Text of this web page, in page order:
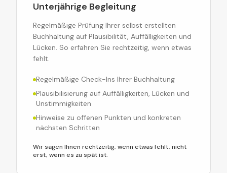
Unterjährige Begleitung
Regelmäßige Prüfung Ihrer selbst erstellten
Buchhaltung auf Plausibilität, Auffälligkeiten und
Lücken. So erfahren Sie rechtzeitig, wenn etwas
fehlt.
Regelmäßige Check-Ins Ihrer Buchhaltung
Plausibilisierung auf Auffälligkeiten, Lücken und
Unstimmigkeiten
Hinweise zu offenen Punkten und konkreten
nächsten Schritten
Wir sagen Ihnen rechtzeitig, wenn etwas fehlt, nicht
erst, wenn es zu spät ist.